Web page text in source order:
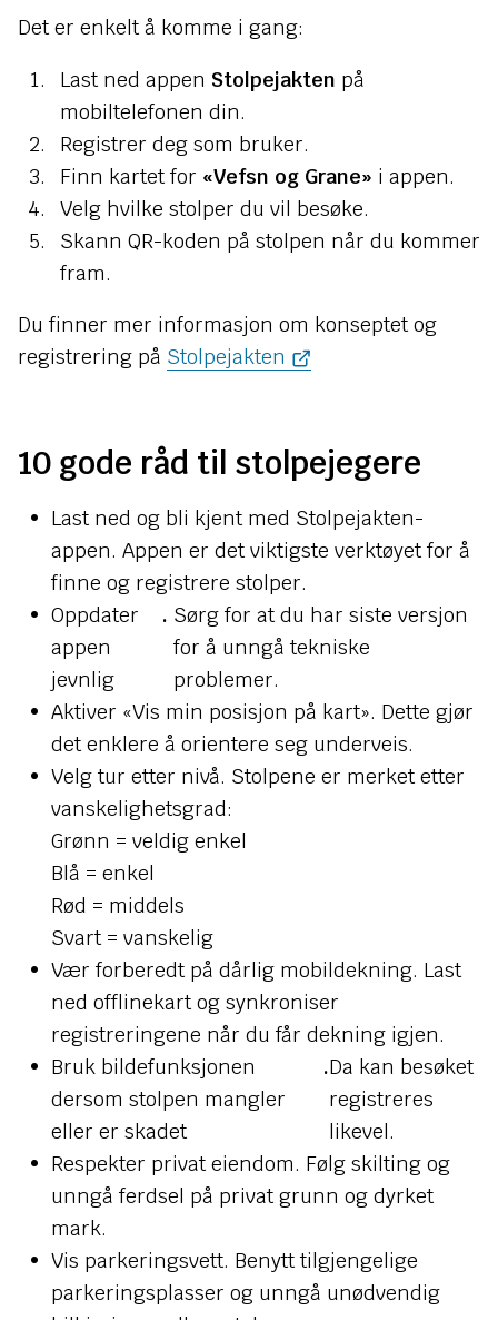
Det er enkelt å komme i gang:
Last ned appen Stolpejakten på
mobiltelefonen din.
Registrer deg som bruker.
Finn kartet for «Vefsn og Grane» i appen.
Velg hvilke stolper du vil besøke.
Skann QR-koden på stolpen når du kommer
fram.
Du finner mer informasjon om konseptet og
registrering på Stolpejakten
10 gode råd til stolpejegere
Last ned og bli kjent med Stolpejakten-
appen. Appen er det viktigste verktøyet for å
finne og registrere stolper.
Oppdater
appen
jevnlig
. Sørg for at du har siste versjon
for å unngå tekniske
problemer.
Aktiver «Vis min posisjon på kart». Dette gjør
det enklere å orientere seg underveis.
Velg tur etter nivå. Stolpene er merket etter
vanskelighetsgrad:
Grønn = veldig enkel
Blå = enkel
Rød = middels
Svart = vanskelig
Vær forberedt på dårlig mobildekning. Last
ned offlinekart og synkroniser
registreringene når du får dekning igjen.
Bruk bildefunksjonen
dersom stolpen mangler
eller er skadet
.Da kan besøket
registreres
likevel.
Respekter privat eiendom. Følg skilting og
unngå ferdsel på privat grunn og dyrket
mark.
Vis parkeringsvett. Benytt tilgjengelige
parkeringsplasser og unngå unødvendig